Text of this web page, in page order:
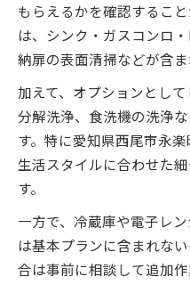
もらえるかを確認するこ
は、シンク・ガスコンロ
納扉の表面清掃などが含ま
加えて、オプションとし
分解洗浄、食洗機の洗浄
す。特に愛知県西尾市永
生活スタイルに合わせた
す。
一方で、冷蔵庫や電子レ
は基本プランに含まれな
合は事前に相談して追加作